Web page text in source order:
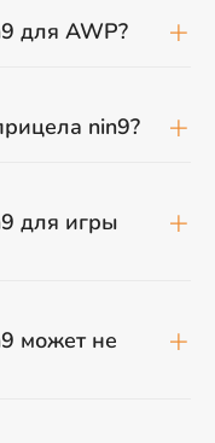
для AWP?
nin9?
для игры
может не